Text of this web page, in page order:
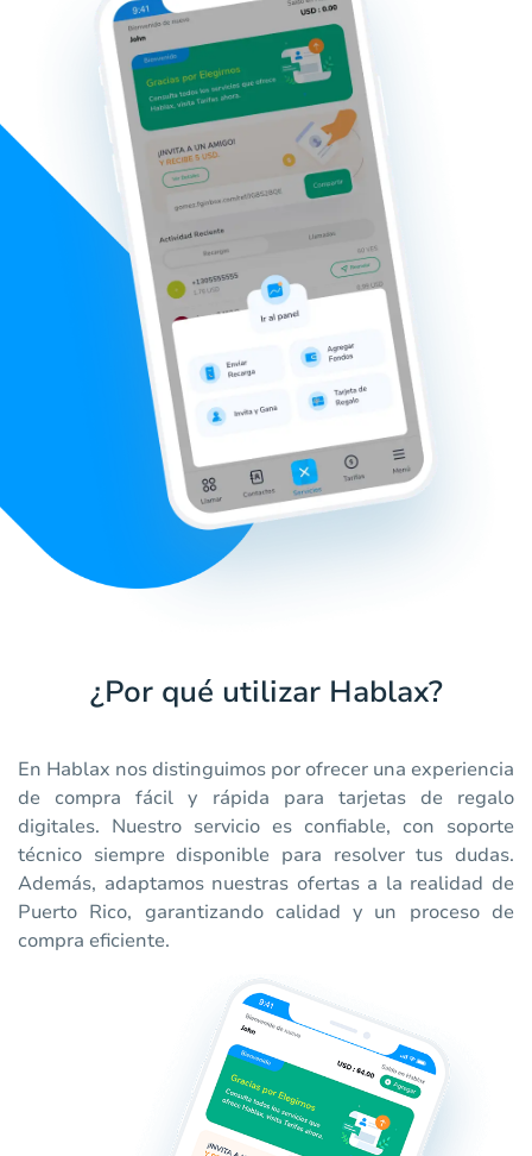
¿Por qué utilizar Hablax?
En Hablax nos distinguimos por ofrecer una experiencia
de compra fácil y rápida para tarjetas de regalo
digitales. Nuestro servicio es confiable, con soporte
técnico siempre disponible para resolver tus dudas.
Además, adaptamos nuestras ofertas a la realidad de
Puerto Rico, garantizando calidad y un proceso de
compra eficiente.